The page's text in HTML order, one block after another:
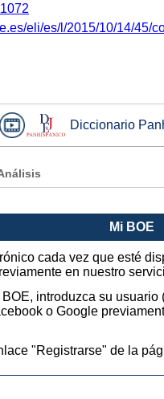
eli/es/l/2015/10/14/45/
Diccionario
Mi BOE
cada vez que esté
en nuestro
introduzca su
o Google
"Registrarse" de la